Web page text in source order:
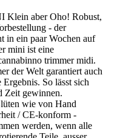
aber Oho! Robust,
- der
in ein paar Wochen auf
mini ist eine
trimmer midi.
der Welt garantiert auch
So lässt sich
Zeit gewinnen.
wie von Hand
/ CE-konform -
werden, wenn alle